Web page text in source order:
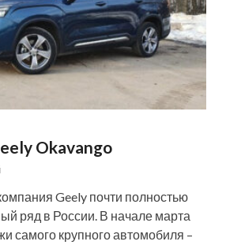
Okavango
Geely почти полностью
ряд в России. В начале марта
самого крупного автомобиля –